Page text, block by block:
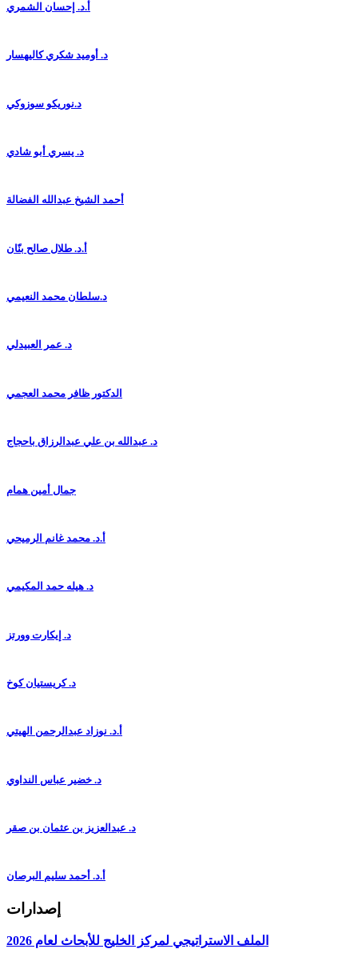
أ.د. إحسان الشمري
د. أوميد شكري كاليهسار
د.نوريكو سوزوكي
د. يسري أبو شادي
أحمد الشيخ عبدالله الفضالة
أ.د. طلال صالح بنّان
د.سلطان محمد النعيمي
د. عمر العبيدلي
الدكتور ظافر محمد العجمي
د. عبدالله بن علي عبدالرزاق باحجاج
جمال أمين همام
أ.د. محمد غانم الرميحي
د. هيله حمد المكيمي
د. إيكارت وورتز
د. كريستيان كوخ
أ.د. نوزاد عبدالرحمن الهيتي
د. خضير عباس النداوي
د. عبدالعزيز بن عثمان بن صقر
أ.د. أحمد سليم البرصان
إصدارات
الملف الاستراتيجي لمركز الخليج للأبحاث لعام 2026